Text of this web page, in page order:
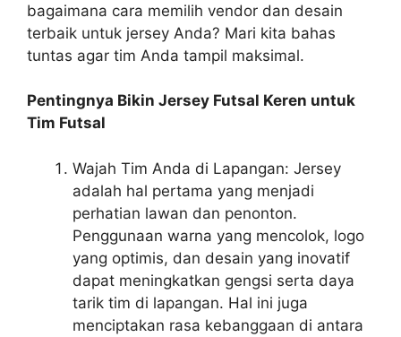
bagaimana cara memilih vendor dan desain
terbaik untuk jersey Anda? Mari kita bahas
tuntas agar tim Anda tampil maksimal.
Pentingnya Bikin Jersey Futsal Keren untuk
Tim Futsal
Wajah Tim Anda di Lapangan: Jersey
adalah hal pertama yang menjadi
perhatian lawan dan penonton.
Penggunaan warna yang mencolok, logo
yang optimis, dan desain yang inovatif
dapat meningkatkan gengsi serta daya
tarik tim di lapangan. Hal ini juga
menciptakan rasa kebanggaan di antara